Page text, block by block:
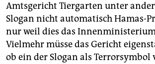
Amtsgericht Tiergarten unter
Slogan nicht automatisch Hamas-
nur weil dies das
Vielmehr müsse das Gericht
ob ein der Slogan als Terrorsymbol